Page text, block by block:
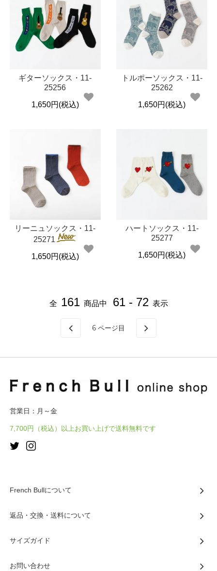
ギターソックス・11-
25256
1,650円(税込)
トルポーソックス・11-
25262
1,650円(税込)
リーニュソックス・11-
25271
1,650円(税込)
ハートソックス・11-
25277
1,650円(税込)
全 161 商品中 61 - 72 表示
6 ページ目
営業日：月～金
7,700円（税込）以上お買い上げで送料無料です
French Bullについて
返品・交換・送料について
サイズガイド
お問い合わせ